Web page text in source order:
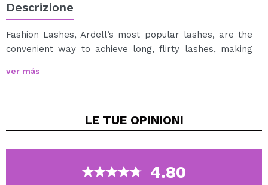
Descrizione
Fashion Lashes, Ardell’s most popular lashes, are the
convenient way to achieve long, flirty lashes, making
reusable. Use Ardell LashGrip Adhesive (sold
ver más
LE TUE OPINIONI
4.80